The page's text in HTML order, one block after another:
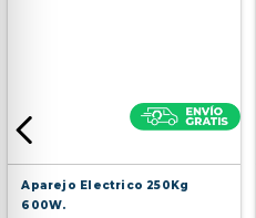
Aparejo Electrico 250Kg
600W.